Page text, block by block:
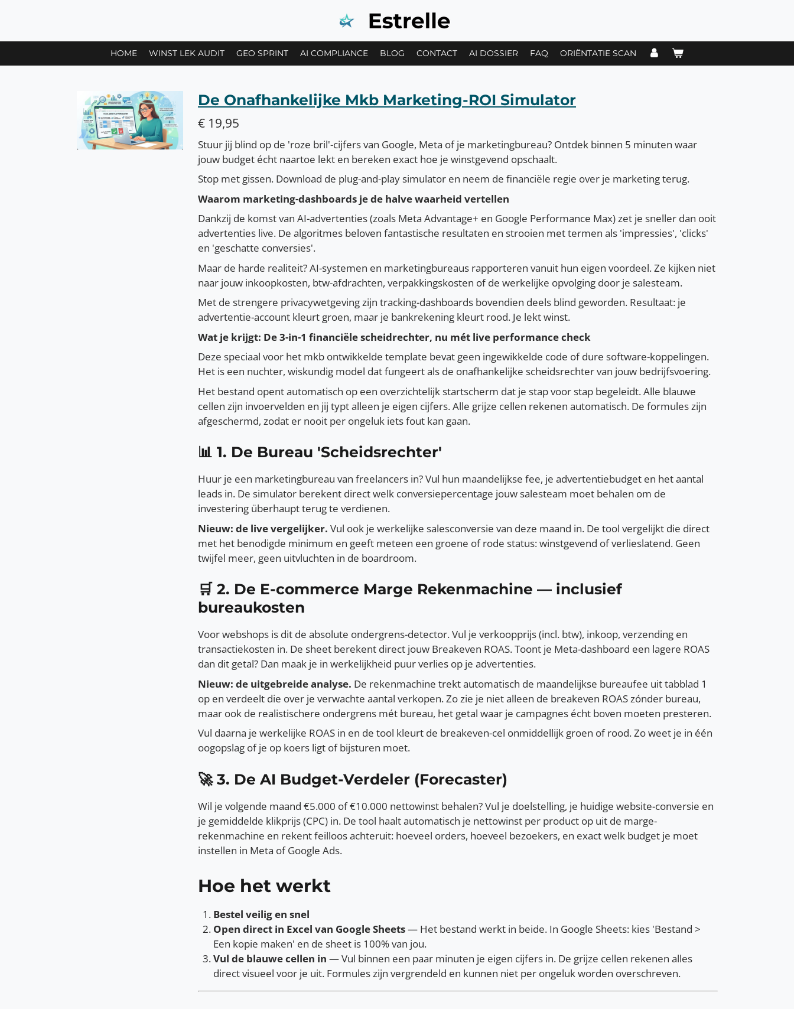
naar
HOME WINST LEK AUDIT GEO SPRINT AI COMPLIANCE BLOG CONTACT AI DOSSIER FAQ ORIËNTATIE SCAN
De Onafhankelijke Mkb Marketing-ROI Simulator
€ 19,95
Stuur jij blind op de 'roze bril'-cijfers van Google, Meta of je marketingbureau? Ontdek binnen 5 minuten waar
jouw budget écht naartoe lekt en bereken exact hoe je winstgevend opschaalt.
Stop met gissen. Download de plug-and-play simulator en neem de financiële regie over je marketing terug.
Waarom marketing-dashboards je de halve waarheid vertellen
Dankzij de komst van AI-advertenties (zoals Meta Advantage+ en Google Performance Max) zet je sneller dan ooit
advertenties live. De algoritmes beloven fantastische resultaten en strooien met termen als 'impressies', 'clicks'
en 'geschatte conversies'.
Maar de harde realiteit? AI-systemen en marketingbureaus rapporteren vanuit hun eigen voordeel. Ze kijken niet
naar jouw inkoopkosten, btw-afdrachten, verpakkingskosten of de werkelijke opvolging door je salesteam.
Met de strengere privacywetgeving zijn tracking-dashboards bovendien deels blind geworden. Resultaat: je
advertentie-account kleurt groen, maar je bankrekening kleurt rood. Je lekt winst.
Wat je krijgt: De 3-in-1 financiële scheidrechter, nu mét live performance check
Deze speciaal voor het mkb ontwikkelde template bevat geen ingewikkelde code of dure software-koppelingen.
Het is een nuchter, wiskundig model dat fungeert als de onafhankelijke scheidsrechter van jouw bedrijfsvoering.
Het bestand opent automatisch op een overzichtelijk startscherm dat je stap voor stap begeleidt. Alle blauwe
cellen zijn invoervelden en jij typt alleen je eigen cijfers. Alle grijze cellen rekenen automatisch. De formules zijn
afgeschermd, zodat er nooit per ongeluk iets fout kan gaan.
📊 1. De Bureau 'Scheidsrechter'
Huur je een marketingbureau van freelancers in? Vul hun maandelijkse fee, je advertentiebudget en het aantal
leads in. De simulator berekent direct welk conversiepercentage jouw salesteam moet behalen om de
investering überhaupt terug te verdienen.
Nieuw: de live vergelijker. Vul ook je werkelijke salesconversie van deze maand in. De tool vergelijkt die direct
met het benodigde minimum en geeft meteen een groene of rode status: winstgevend of verlieslatend. Geen
twijfel meer, geen uitvluchten in de boardroom.
🛒 2. De E-commerce Marge Rekenmachine — inclusief
bureaukosten
Voor webshops is dit de absolute ondergrens-detector. Vul je verkoopprijs (incl. btw), inkoop, verzending en
transactiekosten in. De sheet berekent direct jouw Breakeven ROAS. Toont je Meta-dashboard een lagere ROAS
dan dit getal? Dan maak je in werkelijkheid puur verlies op je advertenties.
Nieuw: de uitgebreide analyse. De rekenmachine trekt automatisch de maandelijkse bureaufee uit tabblad 1
op en verdeelt die over je verwachte aantal verkopen. Zo zie je niet alleen de breakeven ROAS zónder bureau,
maar ook de realistischere ondergrens mét bureau, het getal waar je campagnes écht boven moeten presteren.
Vul daarna je werkelijke ROAS in en de tool kleurt de breakeven-cel onmiddellijk groen of rood. Zo weet je in één
oogopslag of je op koers ligt of bijsturen moet.
🚀 3. De AI Budget-Verdeler (Forecaster)
Wil je volgende maand €5.000 of €10.000 nettowinst behalen? Vul je doelstelling, je huidige website-conversie en
je gemiddelde klikprijs (CPC) in. De tool haalt automatisch je nettowinst per product op uit de marge-
rekenmachine en rekent feilloos achteruit: hoeveel orders, hoeveel bezoekers, en exact welk budget je moet
instellen in Meta of Google Ads.
Hoe het werkt
Bestel veilig en snel
Open direct in Excel van Google Sheets— Het bestand werkt in beide. In Google Sheets: kies 'Bestand >
Een kopie maken' en de sheet is 100% van jou.
Vul de blauwe cellen in — Vul binnen een paar minuten je eigen cijfers in. De grijze cellen rekenen alles
direct visueel voor je uit. Formules zijn vergrendeld en kunnen niet per ongeluk worden overschreven.